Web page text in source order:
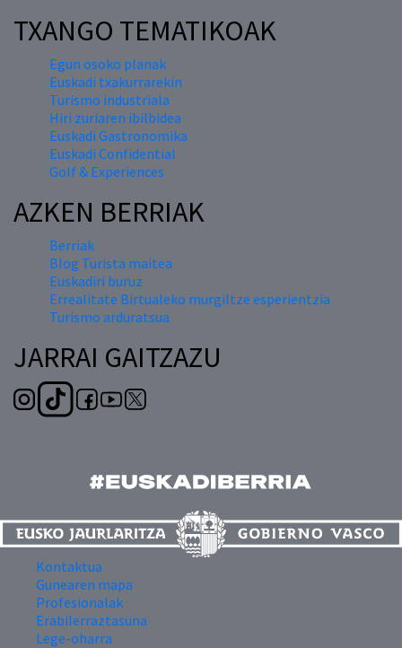
TXANGO TEMATIKOAK
Egun osoko planak
Euskadi txakurrarekin
Turismo industriala
Hiri zuriaren ibilbidea
Euskadi Gastronomika
Euskadi Confidential
Golf & Experiences
AZKEN BERRIAK
Berriak
Blog Turista maitea
Euskadiri buruz
Errealitate Birtualeko murgiltze esperientzia
Turismo arduratsua
JARRAI GAITZAZU
Kontaktua
Gunearen mapa
Profesionalak
Erabilerraztasuna
Lege-oharra